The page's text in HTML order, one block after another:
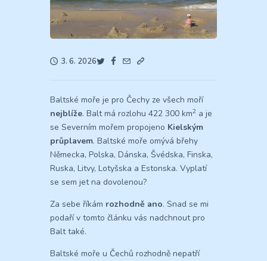
3. 6. 2026
Baltské moře je pro Čechy ze všech moří
nejblíže. Balt má rozlohu 422 300 km2 a je
se Severním mořem propojeno Kielským
průplavem. Baltské moře omývá břehy
Německa, Polska, Dánska, Švédska, Finska,
Ruska, Litvy, Lotyšska a Estonska. Vyplatí
se sem jet na dovolenou?
Za sebe říkám rozhodně ano. Snad se mi
podaří v tomto článku vás nadchnout pro
Balt také.
Baltské moře u Čechů rozhodně nepatří